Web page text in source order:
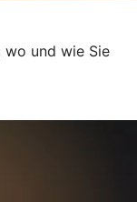
wo und wie Sie